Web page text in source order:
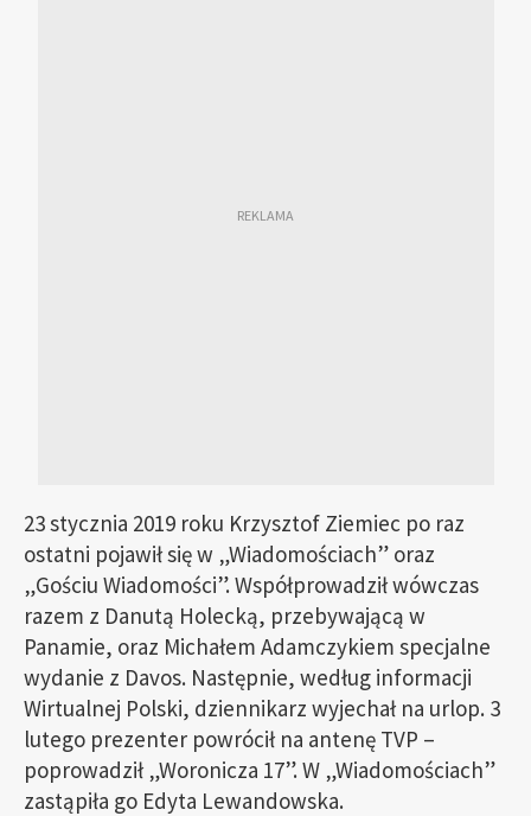
23 stycznia 2019 roku Krzysztof Ziemiec po raz
ostatni pojawił się w „Wiadomościach” oraz
„Gościu Wiadomości”. Współprowadził wówczas
razem z Danutą Holecką, przebywającą w
Panamie, oraz Michałem Adamczykiem specjalne
wydanie z Davos. Następnie, według informacji
Wirtualnej Polski, dziennikarz wyjechał na urlop. 3
lutego prezenter powrócił na antenę TVP –
poprowadził „Woronicza 17”. W „Wiadomościach”
zastąpiła go Edyta Lewandowska.